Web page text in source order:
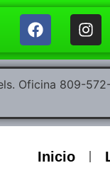
Oficina 809-
Inicio